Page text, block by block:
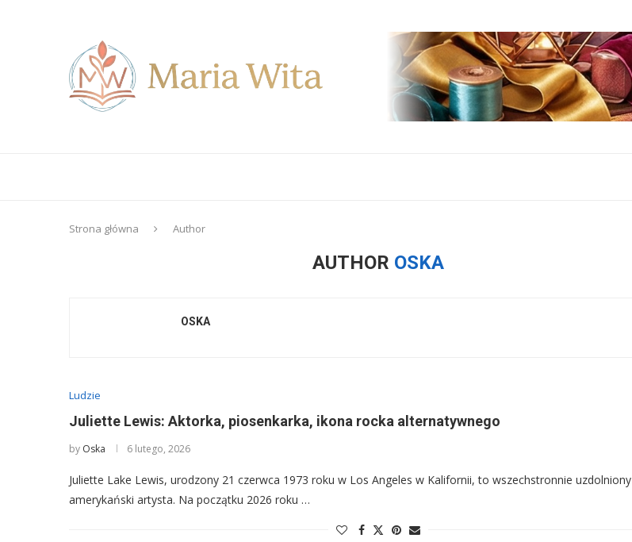
Strona główna Author
AUTHOR OSKA
OSKA
Ludzie
Juliette Lewis: Aktorka, piosenkarka, ikona rocka alternatywnego
by Oska 6 lutego, 2026
Juliette Lake Lewis, urodzony 21 czerwca 1973 roku w Los Angeles w Kalifornii, to wszechstronnie uzdolniony
amerykański artysta. Na początku 2026 roku …